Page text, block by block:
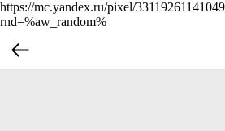
https://mc.yandex.ru/pixel/
rnd=%aw_random%